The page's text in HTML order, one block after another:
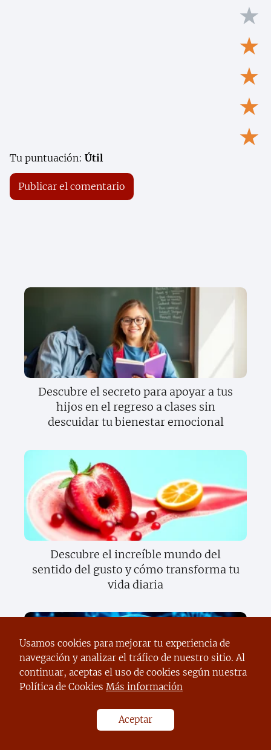
★
★
★
★
★
Tu puntuación: Útil
Descubre el secreto para apoyar a tus
hijos en el regreso a clases sin
descuidar tu bienestar emocional
Descubre el increíble mundo del
sentido del gusto y cómo transforma tu
vida diaria
Descubre los secretos sorprendentes de
la ciencia moderna que cambiarán tu
Usamos cookies para mejorar tu experiencia de
navegación y analizar el tráfico de nuestro sitio. Al
continuar, aceptas el uso de cookies según nuestra
Política de Cookies Más información
Aceptar